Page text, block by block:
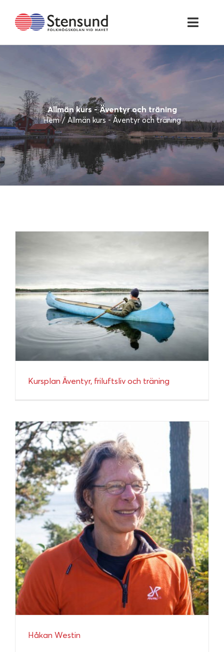
innehållet
UTBILDNINGAR
MAT & KONFERENS
OM STENSUND
Allmän kurs - Äventyr och träning
Hem Allmän kurs - Äventyr och träning
Kursplan Äventyr, friluftsliv och träning
Håkan Westin